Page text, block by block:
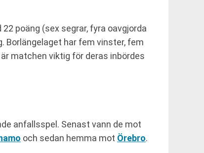
poäng (sex segrar, fyra oavgjorda
Borlängelaget har fem vinster, fem
matchen viktig för deras inbördes
anfallsspel. Senast vann de mot
och sedan hemma mot Örebro.